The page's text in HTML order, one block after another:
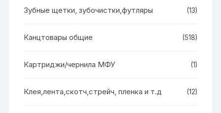
Зубные щетки, зубочистки,футляры (13)
Канцтовары общие (518)
Картриджи/чернила МФУ (1)
Клея,лента,скотч,стрейч, пленка и т.д (12)